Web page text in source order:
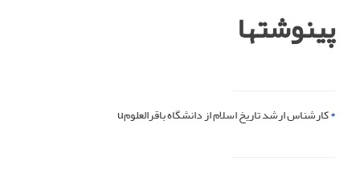
پی­نوشت­ها
*کارشناس ارشد تاریخ اسلام از دانشگاه باقرالعلومu